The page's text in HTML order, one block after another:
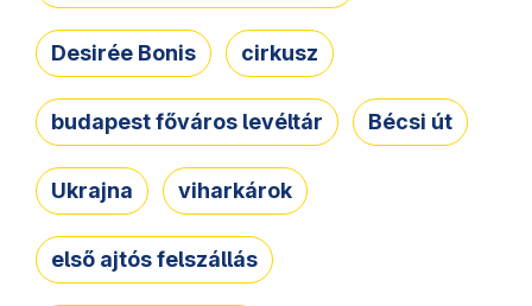
Desirée Bonis cirkusz
budapest főváros levéltár Bécsi út
Ukrajna viharkárok
első ajtós felszállás